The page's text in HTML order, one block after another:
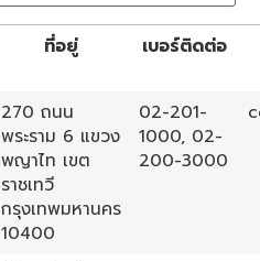
ที่อยู่ เบอร์ติดต่อ
270 ถนน
พระราม 6 แขวง
พญาไท เขต
ราชเทวี
กรุงเทพมหานคร
10400
02-201-
1000, 02-
200-3000